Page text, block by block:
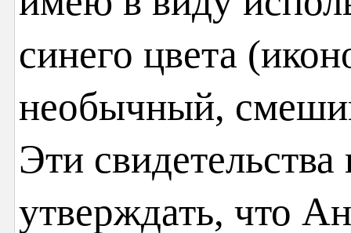
синего цвета
необычный,
Эти
утверждать, что